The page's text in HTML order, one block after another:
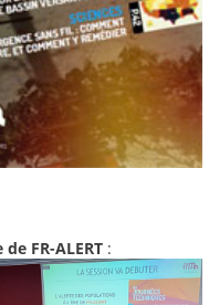
FR-ALERT :